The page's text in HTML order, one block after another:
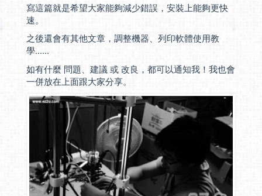
寫這篇就是希望大家能夠減少錯誤，安裝上能夠更快
速。
之後還會有其他文章，調整機器、列印軟體使用教
學......
如有什麼 問題、建議 或 改良，都可以通知我！我也會
一併放在上面跟大家分享。